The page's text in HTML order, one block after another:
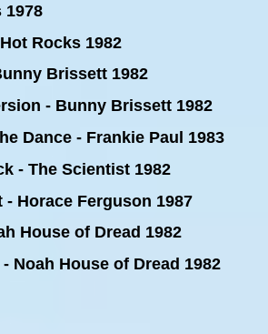
1978
Rocks 1982
Brissett 1982
- Bunny Brissett 1982
Dance - Frankie Paul 1983
- The Scientist 1982
- Horace Ferguson 1987
House of Dread 1982
Noah House of Dread 1982